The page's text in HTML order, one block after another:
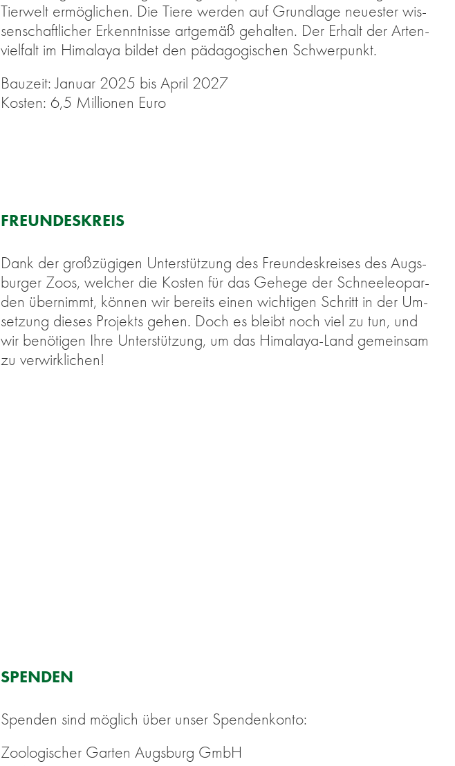
Tier­welt er­mög­li­chen. Die Tie­re wer­den auf Grund­la­ge neu­es­ter wis­
sen­schaft­li­cher Er­kennt­nis­se art­ge­mäß ge­hal­ten. Der Er­halt der Ar­ten­
viel­falt im Hi­ma­la­ya bil­det den päd­ago­gi­schen Schwer­punkt.
Bau­zeit: Ja­nu­ar 2025 bis April 2027
Kos­ten: 6,5 Mil­lio­nen Euro
FREUN­DES­KREIS
Dank der groß­zü­gi­gen Un­ter­stüt­zung des Freun­des­krei­ses des Augs­
bur­ger Zoos, wel­cher die Kos­ten für das Ge­he­ge der Schnee­leo­par­
den über­nimmt, kön­nen wir be­reits ei­nen wich­ti­gen Schritt in der Um­
set­zung die­ses Pro­jekts ge­hen. Doch es bleibt noch viel zu tun, und
wir be­nö­ti­gen Ihre Un­ter­stüt­zung, um das Hi­ma­la­ya-Land ge­mein­sam
zu ver­wirk­li­chen!
SPEN­DEN
Spen­den sind mög­lich über un­ser Spen­den­kon­to:
Zoo­lo­gi­scher Gar­ten Augs­burg GmbH